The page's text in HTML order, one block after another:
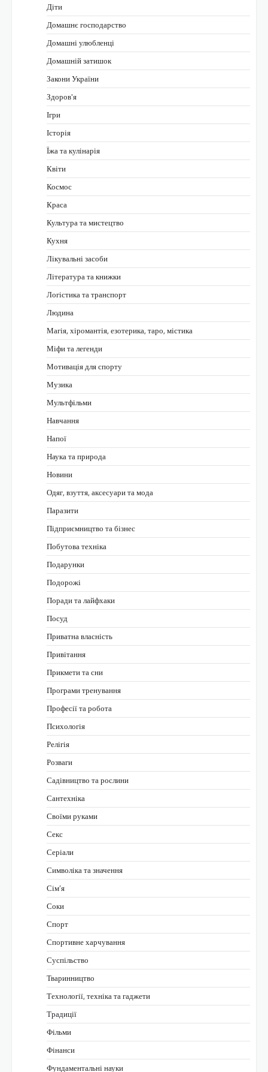
Діти
Домашнє господарство
Домашні улюбленці
Домашній затишок
Закони України
Здоров'я
Ігри
Історія
Їжа та кулінарія
Квіти
Космос
Краса
Культура та мистецтво
Кухня
Лікувальні засоби
Література та книжки
Логістика та транспорт
Людина
Магія, хіромантія, езотерика, таро, містика
Міфи та легенди
Мотивація для спорту
Музика
Мультфільми
Навчання
Напої
Наука та природа
Новини
Одяг, взуття, аксесуари та мода
Паразити
Підприємництво та бізнес
Побутова техніка
Подарунки
Подорожі
Поради та лайфхаки
Посуд
Приватна власність
Привітання
Прикмети та сни
Програми тренування
Професії та робота
Психологія
Релігія
Розваги
Садівництво та рослини
Сантехніка
Своїми руками
Секс
Серіали
Символіка та значення
Сім’я
Соки
Спорт
Спортивне харчування
Суспільство
Тваринництво
Технології, техніка та гаджети
Традиції
Фільми
Фінанси
Фундаментальні науки